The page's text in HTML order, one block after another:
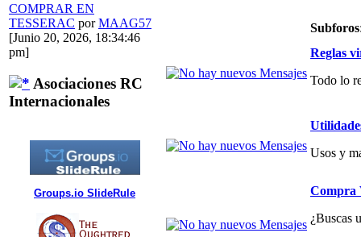
COMPRAR EN
TESSERAC porMAAG57
[Junio 20, 2026, 18:34:46
pm]
Asociaciones RC
Internacionales
Groups.io SlideRule
Subforos
Reglas
Todo lo
Usos y
Compra
¿Buscas